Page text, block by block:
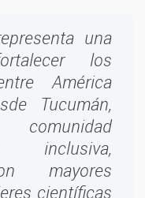
una
los
América
Tucumán,
inclusiva,
mayores
científicas